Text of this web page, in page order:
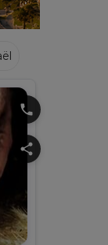
phone
share